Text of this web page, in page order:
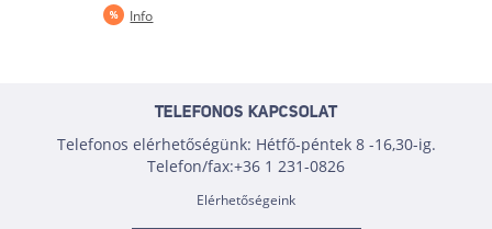
Info
TELEFONOS KAPCSOLAT
Telefonos elérhetőségünk: Hétfő-péntek 8 -16,30-ig.
Telefon/fax:+36 1 231-0826
Elérhetőségeink